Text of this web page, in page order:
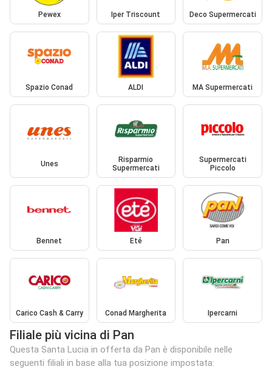
Pewex Iper Triscount Deco Supermercati
Spazio Conad ALDI MA Supermercati
Unes
Risparmio
Supermercati
Supermercati
Piccolo
Bennet Eté Pan
Carico Cash & Carry Conad Margherita Ipercarni
Filiale più vicina di Pan
Questa Santa Lucia in offerta da Pan è disponibile nelle
seguenti filiali in base alla tua posizione impostata: